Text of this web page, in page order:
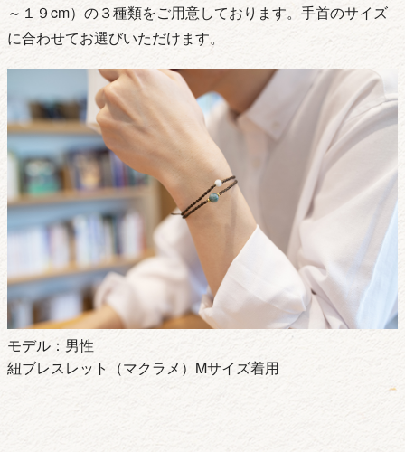
～１９cm）の３種類をご用意しております。手首のサイズ
に合わせてお選びいただけます。
モデル：男性
紐ブレスレット（マクラメ）Mサイズ着用